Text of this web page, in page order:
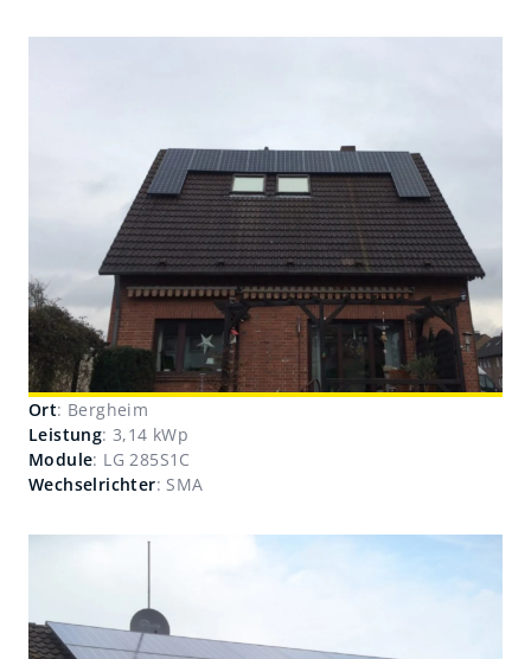
Ort: Bergheim
Leistung: 3,14 kWp
Module: LG 285S1C
Wechselrichter: SMA